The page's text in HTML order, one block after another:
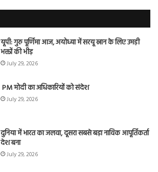
यूपी: गुरु पूर्णिमा आज, अयोध्या में सरयू स्नान के लिए उमड़ी
भक्तों की भीड़
July 29, 2026
PM मोदी का अधिकारियों को संदेश
July 29, 2026
दुनिया में भारत का जलवा, दूसरा सबसे बड़ा नाविक आपूर्तिकर्ता
देश बना
July 29, 2026